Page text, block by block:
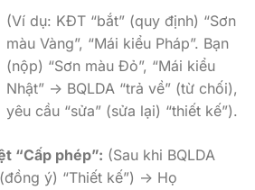
(Ví dụ: KĐT “bắt” (quy định) “Sơn
màu Vàng”, “Mái kiểu Pháp”. Bạn
(nộp) “Sơn màu Đỏ”, “Mái kiểu
Nhật” -> BQLDA “trả về” (từ chối),
yêu cầu “sửa” (sửa lại) “thiết kế”).
“Cấp phép”: (Sau khi BQLDA
ý) “Thiết kế”) -> Họ